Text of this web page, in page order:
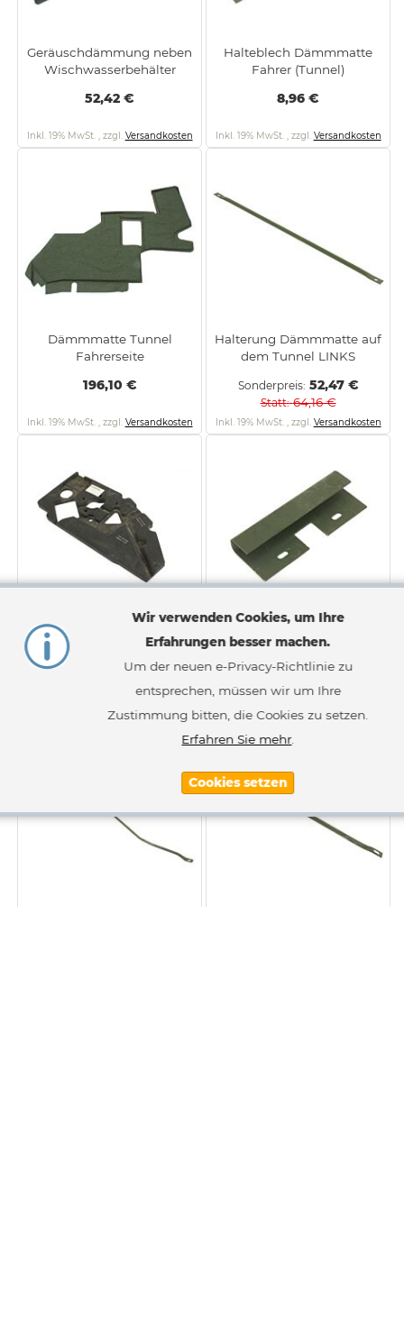
Wir verwenden Cookies, um Ihre
Erfahrungen besser machen.
Um der neuen e-Privacy-Richtlinie zu
entsprechen, müssen wir um Ihre
Zustimmung bitten, die Cookies zu setzen.
Erfahren Sie mehr.
Cookies setzen
Geräuschdämmung neben
Wischwasserbehälter
52,42 €
Inkl. 19% MwSt. zzgl. Versandkosten
Halteblech Dämmmatte
Fahrer (Tunnel)
8,96 €
Inkl. 19% MwSt. zzgl. Versandkosten
Dämmmatte Tunnel
Fahrerseite
196,10 €
Inkl. 19% MwSt. , zzgl. Versandkosten
Halterung Dämmmatte auf
dem Tunnel LINKS
Sonderpreis 52,47 €
Statt 64,16 €
Inkl. 19% MwSt. , zzgl. Versandkosten
Geräuschdämmung
Fußraum-Fahrer
79,45 €
zzgl. Versandkosten
Halter Dämmmatte
Motorraum
9,81 €
Inkl. 19% MwSt. , Versandkosten